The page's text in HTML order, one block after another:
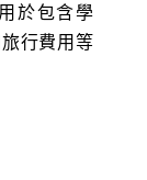
於包含學
行費用等